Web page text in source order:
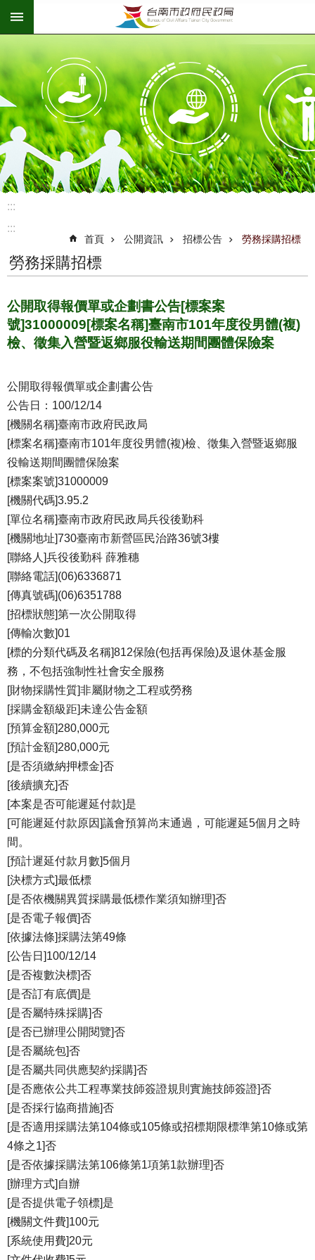
跳到主要內容區塊
:::
:::
首頁 公開資訊 招標公告 勞務採購招標
勞務採購招標
公開取得報價單或企劃書公告[標案案
號]31000009[標案名稱]臺南市101年度役男體(複)
檢、徵集入營暨返鄉服役輸送期間團體保險案
公開取得報價單或企劃書公告
公告日：100/12/14
[機關名稱]臺南市政府民政局
[標案名稱]臺南市101年度役男體(複)檢、徵集入營暨返鄉服
役輸送期間團體保險案
[標案案號]31000009
[機關代碼]3.95.2
[單位名稱]臺南市政府民政局兵役後勤科
[機關地址]730臺南市新營區民治路36號3樓
[聯絡人]兵役後勤科 薛雅穗
[聯絡電話](06)6336871
[傳真號碼](06)6351788
[招標狀態]第一次公開取得
[傳輸次數]01
[標的分類代碼及名稱]812保險(包括再保險)及退休基金服
務，不包括強制性社會安全服務
[財物採購性質]非屬財物之工程或勞務
[採購金額級距]未達公告金額
[預算金額]280,000元
[預計金額]280,000元
[是否須繳納押標金]否
[後續擴充]否
[本案是否可能遲延付款]是
[可能遲延付款原因]議會預算尚末通過，可能遲延5個月之時
間。
[預計遲延付款月數]5個月
[決標方式]最低標
[是否依機關異質採購最低標作業須知辦理]否
[是否電子報價]否
[依據法條]採購法第49條
[公告日]100/12/14
[是否複數決標]否
[是否訂有底價]是
[是否屬特殊採購]否
[是否已辦理公開閱覽]否
[是否屬統包]否
[是否屬共同供應契約採購]否
[是否應依公共工程專業技師簽證規則實施技師簽證]否
[是否採行協商措施]否
[是否適用採購法第104條或105條或招標期限標準第10條或第
4條之1]否
[是否依據採購法第106條第1項第1款辦理]否
[辦理方式]自辦
[是否提供電子領標]是
[機關文件費]100元
[系統使用費]20元